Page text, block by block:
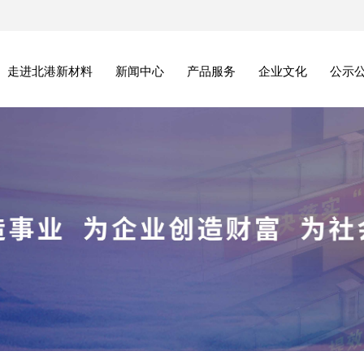
走进北港新材料 新闻中心 产品服务 企业文化 公示